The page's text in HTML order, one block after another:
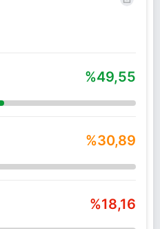
%49,55
%30,89
%18,16